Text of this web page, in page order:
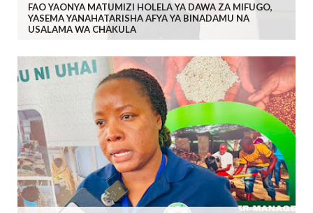
FAO YAONYA MATUMIZI HOLELA YA DAWA ZA MIFUGO,
YASEMA YANAHATARISHA AFYA YA BINADAMU NA
USALAMA WA CHAKULA